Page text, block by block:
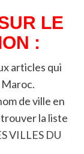
LE
:
articles qui
de ville en
la liste
VILLES DU